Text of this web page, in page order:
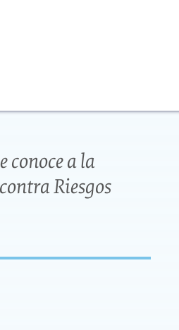
conoce a la
Riesgos